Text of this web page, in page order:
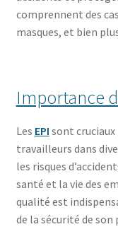
comprennent des
masques, et bien
Importance
Les EPI sont
travailleurs dans
les risques
santé et la vie des
qualité est
de la sécurité de son